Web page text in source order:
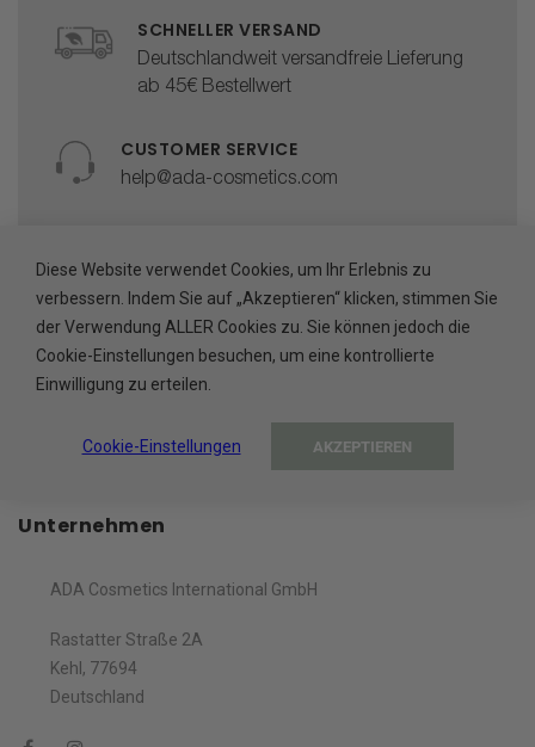
SCHNELLER VERSAND
Deutschlandweit versandfreie Lieferung
ab 45€ Bestellwert
CUSTOMER SERVICE
help@ada-cosmetics.com
Hergestellt in der EU
SICHERE BEZAHLUNG
Abgesichert durch Trusted Shops
Unternehmen
ADA Cosmetics International GmbH
Rastatter Straße 2A
Kehl, 77694
Deutschland
Diese Website verwendet Cookies, um Ihr Erlebnis zu
verbessern. Indem Sie auf „Akzeptieren“ klicken, stimmen Sie
der Verwendung ALLER Cookies zu. Sie können jedoch die
Cookie-Einstellungen besuchen, um eine kontrollierte
Einwilligung zu erteilen.
Cookie-Einstellungen AKZEPTIEREN